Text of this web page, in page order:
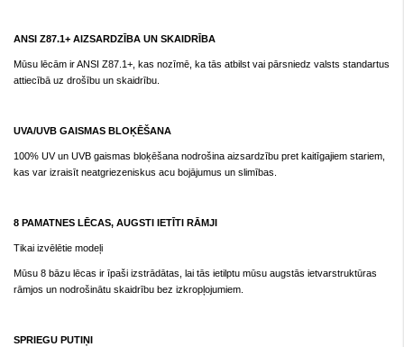
ANSI Z87.1+ AIZSARDZĪBA UN SKAIDRĪBA
Mūsu lēcām ir ANSI Z87.1+, kas nozīmē, ka tās atbilst vai pārsniedz valsts standartus
attiecībā uz drošību un skaidrību.
UVA/UVB GAISMAS BLOĶĒŠANA
100% UV un UVB gaismas bloķēšana nodrošina aizsardzību pret kaitīgajiem stariem,
kas var izraisīt neatgriezeniskus acu bojājumus un slimības.
8 PAMATNES LĒCAS, AUGSTI IETĪTI RĀMJI
Tikai izvēlētie modeļi
Mūsu 8 bāzu lēcas ir īpaši izstrādātas, lai tās ietilptu mūsu augstās ietvarstruktūras
rāmjos un nodrošinātu skaidrību bez izkropļojumiem.
SPRIEGU PUTIŅI